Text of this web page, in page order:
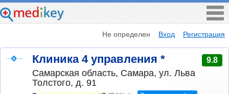
Не определен Вход Регистрация
Клиника 4 управления * 9.8
Самарская область, Самара, ул. Льва
Толстого, д. 91